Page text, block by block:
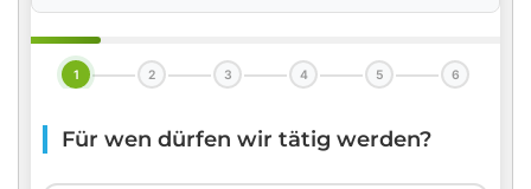
1 2 3 4 5 6
Für wen dürfen wir tätig werden?